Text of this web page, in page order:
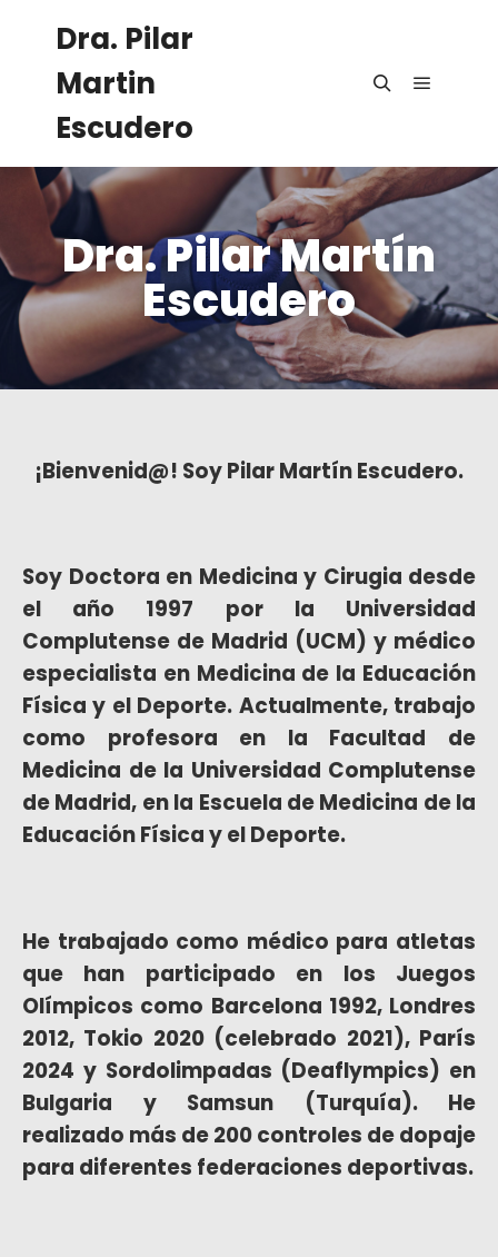
Dra. Pilar
Martin
Escudero
Dra. Pilar Martín
Escudero
¡Bienvenid@! Soy Pilar Martín Escudero.
Soy Doctora en Medicina y Cirugia desde
el año 1997 por la Universidad
Complutense de Madrid (UCM) y médico
especialista en Medicina de la Educación
Física y el Deporte. Actualmente, trabajo
como profesora en la Facultad de
Medicina de la Universidad Complutense
de Madrid, en la Escuela de Medicina de la
Educación Física y el Deporte.
He trabajado como médico para atletas
que han participado en los Juegos
Olímpicos como Barcelona 1992, Londres
2012, Tokio 2020 (celebrado 2021), París
2024 y Sordolimpadas (Deaflympics) en
Bulgaria y Samsun (Turquía). He
realizado más de 200 controles de dopaje
para diferentes federaciones deportivas.